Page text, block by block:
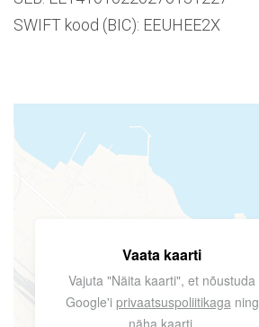
SWIFT kood (BIC): EEUHEE2X
Vaata kaarti
Vajuta "Näita kaarti", et nõustuda
Google'i privaatsuspoliitikaga ning
näha kaarti.